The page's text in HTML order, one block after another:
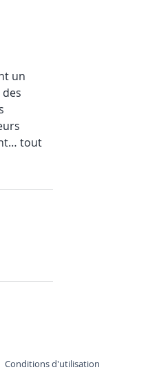
un
tout
Conditions d'utilisation